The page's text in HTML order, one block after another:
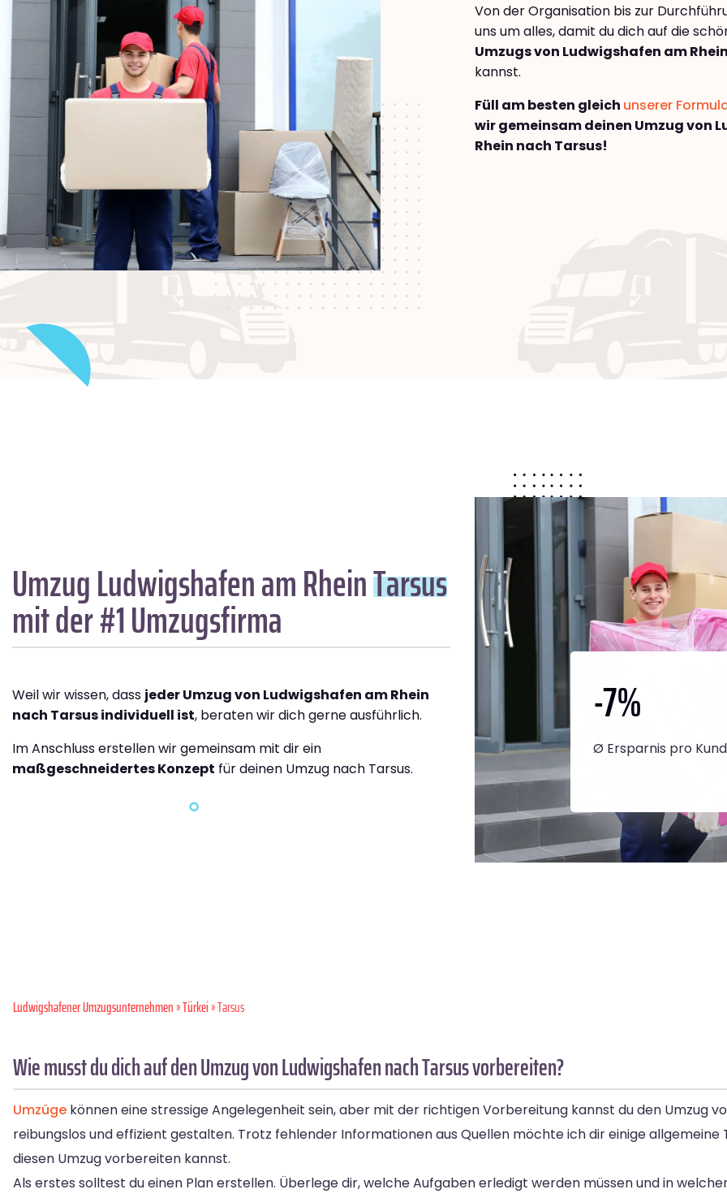
Von der Organisation bis zur
uns um alles, damit du dich auf die
Umzugs von Ludwigshafen am
kannst.
Füll am besten gleich unserer
wir gemeinsam deinen Umzug von
Rhein nach Tarsus!
Umzug Ludwigshafen am RheinTarsus
mit der #1 Umzugsfirma
Weil wir wissen, dass jeder Umzug von Ludwigshafen am Rhein
nach Tarsus individuell ist, beraten wir dich gerne ausführlich.
Im Anschluss erstellen wir gemeinsam mit dir ein
maßgeschneidertes Konzept für deinen Umzug nach Tarsus.
-7%
Ø Ersparnis pro
Ludwigshafener Umzugsunternehmen»Türkei» Tarsus
Wie musst du dich auf den Umzug von Ludwigshafen nach Tarsus vorbereiten?
Umzüge können eine stressige Angelegenheit sein, aber mit der richtigen Vorbereitung kannst du den Umzug
reibungslos und effizient gestalten. Trotz fehlender Informationen aus Quellen möchte ich dir einige allgemeine
diesen Umzug vorbereiten kannst.
Als erstes solltest du einen Plan erstellen. Überlege dir, welche Aufgaben erledigt werden müssen und in